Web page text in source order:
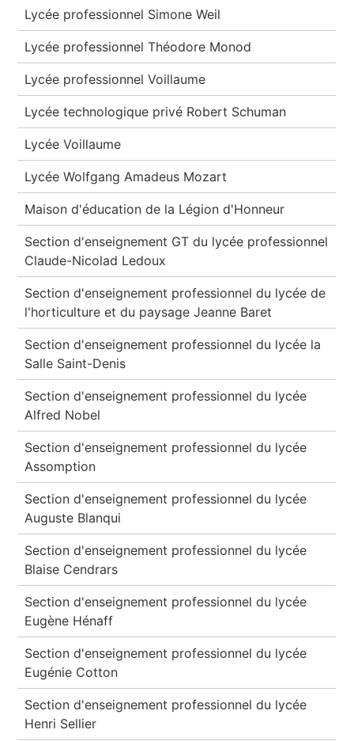
Lycée professionnel Simone Weil
Lycée professionnel Théodore Monod
Lycée professionnel Voillaume
Lycée technologique privé Robert Schuman
Lycée Voillaume
Lycée Wolfgang Amadeus Mozart
Maison d'éducation de la Légion d'Honneur
Section d'enseignement GT du lycée professionnel
Claude-Nicolad Ledoux
Section d'enseignement professionnel du lycée de
l'horticulture et du paysage Jeanne Baret
Section d'enseignement professionnel du lycée la
Salle Saint-Denis
Section d'enseignement professionnel du lycée
Alfred Nobel
Section d'enseignement professionnel du lycée
Assomption
Section d'enseignement professionnel du lycée
Auguste Blanqui
Section d'enseignement professionnel du lycée
Blaise Cendrars
Section d'enseignement professionnel du lycée
Eugène Hénaff
Section d'enseignement professionnel du lycée
Eugénie Cotton
Section d'enseignement professionnel du lycée
Henri Sellier